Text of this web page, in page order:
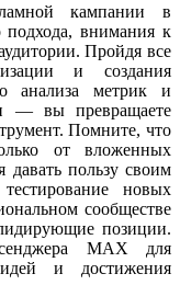
кампании в
подхода, внимания к
Пройдя все
и создания
анализа метрик и
— вы превращаете
Помните, что
от вложенных
пользу своим
новых
сообществе
позиции.
MAX для
и достижения